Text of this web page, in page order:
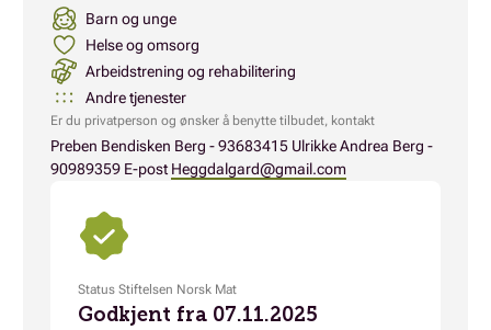
Barn og unge
Helse og omsorg
Arbeidstrening og rehabilitering
Andre tjenester
Er du privatperson og ønsker å benytte tilbudet, kontakt
Preben Bendisken Berg - 93683415 Ulrikke Andrea Berg -
90989359 E-postHeggdalgard@gmail.com
Status Stiftelsen Norsk Mat
Godkjent fra 07.11.2025